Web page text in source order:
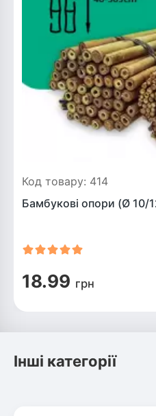
Код товару: 414
Бамбукові опори (Ø 10/
18.99 грн
Інші категорії